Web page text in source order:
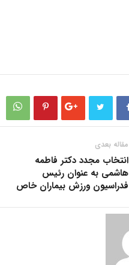
مقاله بعدی
انتخاب مجدد دکتر فاطمه
هاشمی به عنوان رئیس
فدراسیون ورزش بیماران خاص